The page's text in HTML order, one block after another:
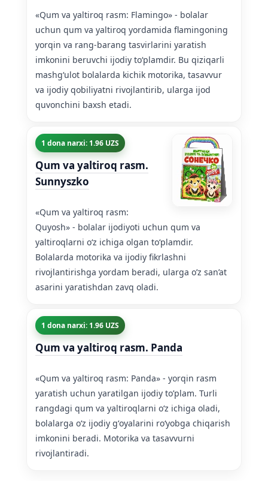
«Qum va yaltiroq rasm: Flamingo» - bolalar
uchun qum va yaltiroq yordamida flamingoning
yorqin va rang-barang tasvirlarini yaratish
imkonini beruvchi ijodiy toʻplamdir. Bu qiziqarli
mashgʻulot bolalarda kichik motorika, tasavvur
va ijodiy qobiliyatni rivojlantirib, ularga ijod
quvonchini baxsh etadi.
1 dona narxi: 1.96 UZS
Qum va yaltiroq rasm.
Sunnyszko
«Qum va yaltiroq rasm:
Quyosh» - bolalar ijodiyoti uchun qum va
yaltiroqlarni oʻz ichiga olgan toʻplamdir.
Bolalarda motorika va ijodiy fikrlashni
rivojlantirishga yordam beradi, ularga o’z san’at
asarini yaratishdan zavq oladi.
1 dona narxi: 1.96 UZS
Qum va yaltiroq rasm. Panda
«Qum va yaltiroq rasm: Panda» - yorqin rasm
yaratish uchun yaratilgan ijodiy to’plam. Turli
rangdagi qum va yaltiroqlarni oʻz ichiga oladi,
bolalarga oʻz ijodiy gʻoyalarini roʻyobga chiqarish
imkonini beradi. Motorika va tasavvurni
rivojlantiradi.